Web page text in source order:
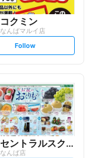
コクミン
なんばマルイ店
s
l
o
w
Follow
セントラルスクエア
なんば店